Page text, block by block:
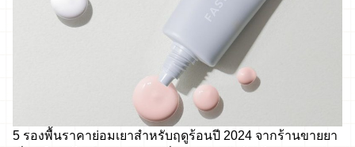
5 รองพื้นราคาย่อมเยาสำหรับฤดูร้อนปี 2024 จากร้านขายยา